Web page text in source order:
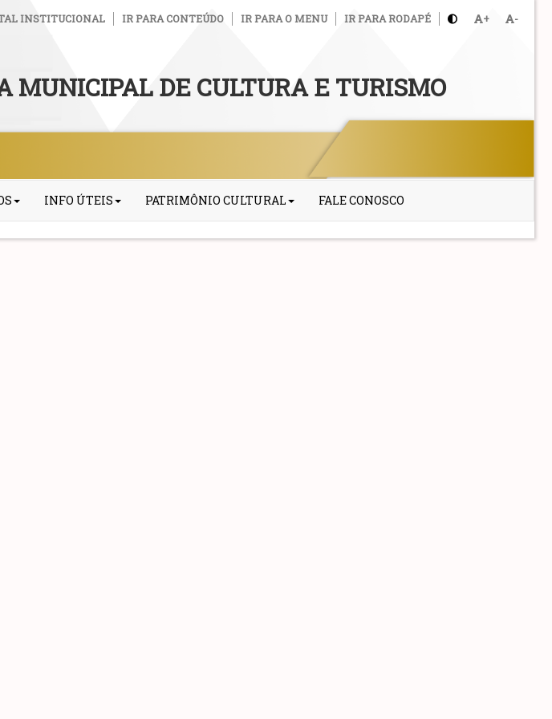
INSTITUCIONAL IR PARA CONTEÚDO IR PARA O MENU IR PARA RODAPÉ + -
MUNICIPAL DE CULTURA E TURISMO
INFO ÚTEIS PATRIMÔNIO CULTURAL FALE CONOSCO